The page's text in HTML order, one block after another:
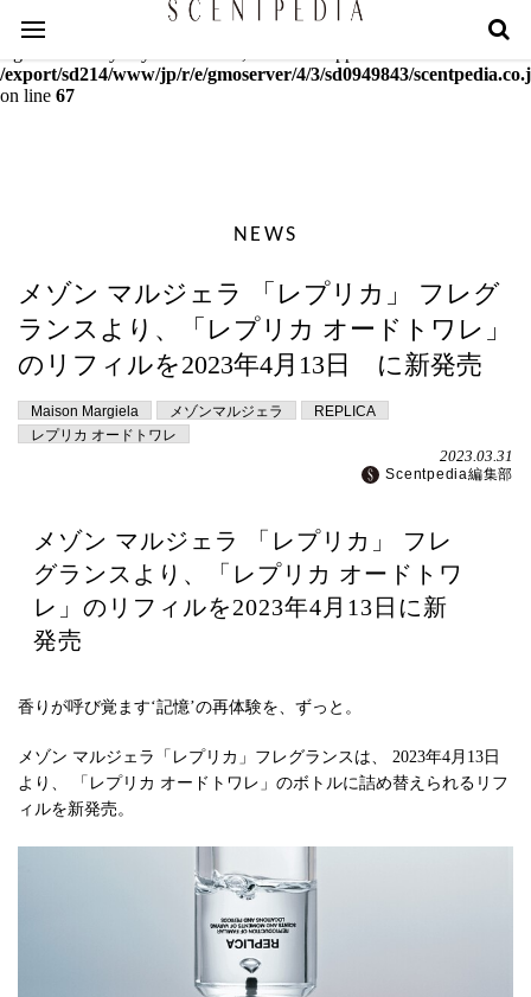
Warning
: mcrypt_decrypt(): Key of size 18 not supported by this
/export/sd214/www/jp/r/e/gmoserver/4/3/sd0949843/
on line 67
NEWS
メゾン マルジェラ 「レプリカ」 フレグ
ランスより、「レプリカ オードトワレ」
のリフィルを2023年4月13日 に新発売
Maison Margiela メゾンマルジェラ
REPLICA
レプリカ オードトワレ
2023.03.31
Scentpedia編集部
メゾン マルジェラ 「レプリカ」 フレ
グランスより、「レプリカ オードトワ
レ」のリフィルを2023年4月13日に新
発売
香りが呼び覚ます‘記憶’の再体験を、ずっと。
メゾン マルジェラ「レプリカ」フレグランスは、 2023年4月13日
より、 「レプリカ オードトワレ」のボトルに詰め替えられるリフ
ィルを新発売。